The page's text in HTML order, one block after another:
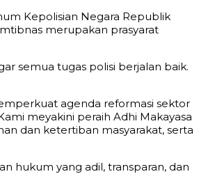
Kepolisian Negara Republik
merupakan prasyarat
semua tugas polisi berjalan baik.
agenda reformasi sektor
meyakini peraih Adhi Makayasa
dan ketertiban masyarakat, serta
hukum yang adil, transparan, dan